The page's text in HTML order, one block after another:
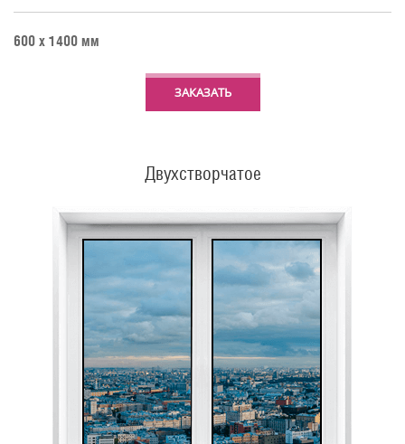
600 х 1400 мм
ЗАКАЗАТЬ
Двухстворчатое